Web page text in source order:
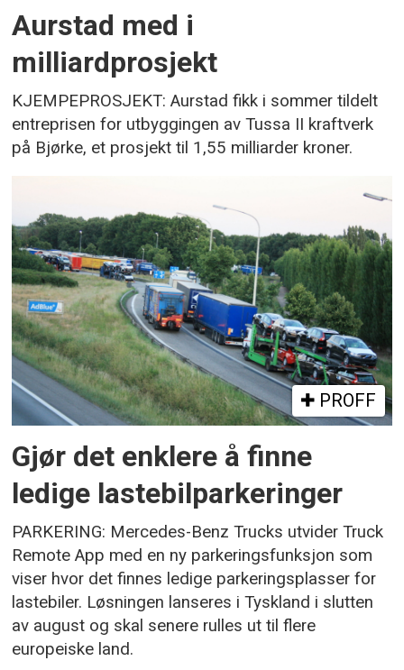
Aurstad med i
milliardprosjekt
KJEMPEPROSJEKT: Aurstad fikk i sommer tildelt
entreprisen for utbyggingen av Tussa II kraftverk
på Bjørke, et prosjekt til 1,55 milliarder kroner.
PROFF
Gjør det enklere å finne
ledige lastebilparkeringer
PARKERING: Mercedes-Benz Trucks utvider Truck
Remote App med en ny parkeringsfunksjon som
viser hvor det finnes ledige parkeringsplasser for
lastebiler. Løsningen lanseres i Tyskland i slutten
av august og skal senere rulles ut til flere
europeiske land.